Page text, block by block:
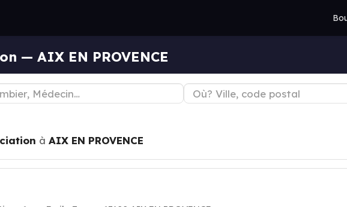
— AIX EN PROVENCE
à AIX EN PROVENCE